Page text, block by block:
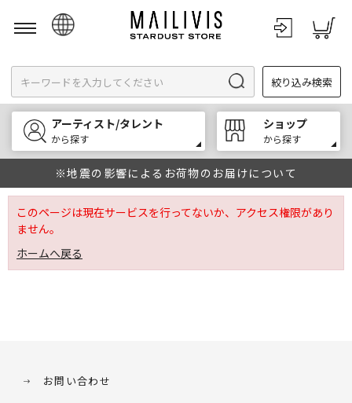
English
한국어
中文
絞り込み検索
アーティスト/タレント
から探す
ショップ
から探す
※地震の影響によるお荷物のお届けについて
このページは現在サービスを行ってないか、アクセス権限があり
ません。
ホームへ戻る
お問い合わせ